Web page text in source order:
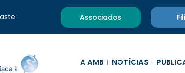
Associados
A AMB NOTÍCIAS